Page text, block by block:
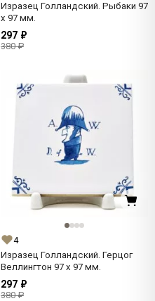
Изразец Голландский. Рыбаки 97
x 97 мм.
297 ₽
380 ₽
4
Изразец Голландский. Герцог
Веллингтон 97 x 97 мм.
297 ₽
380 ₽